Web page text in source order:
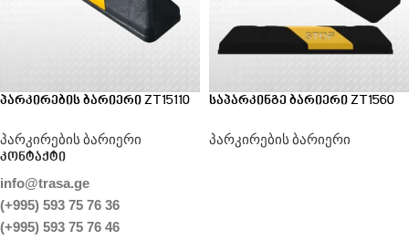
პარკირების ბარიერი ZT15110
პარკირების ბარიერი
საპარკინგე ბარიერი ZT1560
პარკირების ბარიერი
კონტაქტი
info@trasa.ge
(+995) 593 75 76 36
(+995) 593 75 76 46